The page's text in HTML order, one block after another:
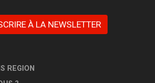
À LA NEWSLETTER
REGION